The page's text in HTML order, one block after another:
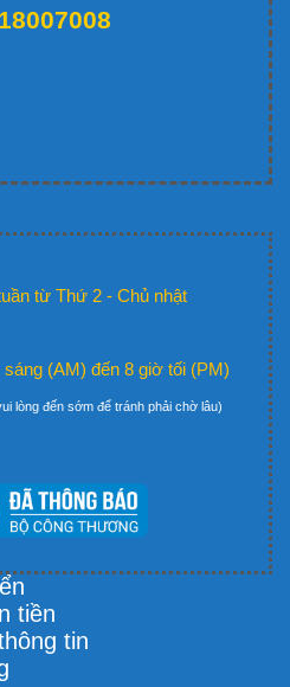
18007008
từ Thứ 2 - Chủ nhật
(AM) đến 8 giờ tối (PM)
lòng đến sớm để tránh phải chờ lâu)
tiền
tin